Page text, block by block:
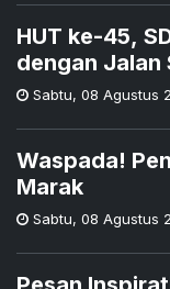
HUT ke-45,
dengan Jalan
Sabtu, 08 Agustus
Waspada!
Marak
Sabtu, 08 Agustus